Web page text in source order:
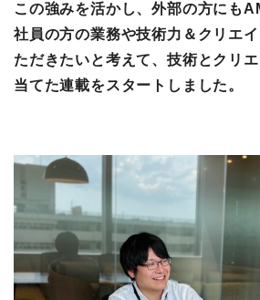
この強みを活かし、外部の方にも
社員の方の業務や技術力＆クリエ
ただきたいと考えて、技術とクリ
当てた連載をスタートしました。